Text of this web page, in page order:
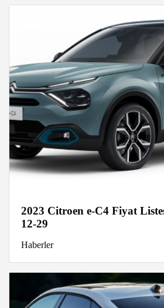
2023 Citroen e-C4 Fiyat
12-29
Haberler